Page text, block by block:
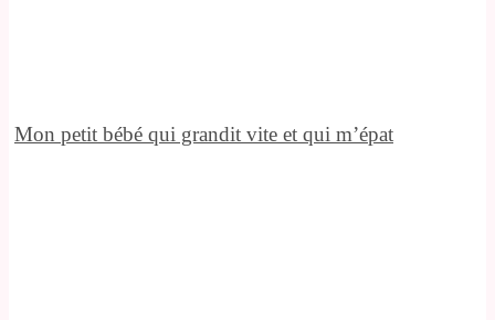
Mon petit bébé qui grandit vite et qui m’épat